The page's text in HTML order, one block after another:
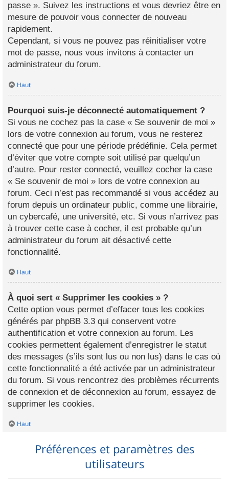
passe ». Suivez les instructions et vous devriez être en
mesure de pouvoir vous connecter de nouveau
rapidement.
Cependant, si vous ne pouvez pas réinitialiser votre
mot de passe, nous vous invitons à contacter un
administrateur du forum.
Haut
Pourquoi suis-je déconnecté automatiquement ?
Si vous ne cochez pas la case « Se souvenir de moi »
lors de votre connexion au forum, vous ne resterez
connecté que pour une période prédéfinie. Cela permet
d’éviter que votre compte soit utilisé par quelqu’un
d’autre. Pour rester connecté, veuillez cocher la case
« Se souvenir de moi » lors de votre connexion au
forum. Ceci n’est pas recommandé si vous accédez au
forum depuis un ordinateur public, comme une librairie,
un cybercafé, une université, etc. Si vous n’arrivez pas
à trouver cette case à cocher, il est probable qu’un
administrateur du forum ait désactivé cette
fonctionnalité.
Haut
À quoi sert « Supprimer les cookies » ?
Cette option vous permet d’effacer tous les cookies
générés par phpBB 3.3 qui conservent votre
authentification et votre connexion au forum. Les
cookies permettent également d’enregistrer le statut
des messages (s’ils sont lus ou non lus) dans le cas où
cette fonctionnalité a été activée par un administrateur
du forum. Si vous rencontrez des problèmes récurrents
de connexion et de déconnexion au forum, essayez de
supprimer les cookies.
Haut
Préférences et paramètres des
utilisateurs